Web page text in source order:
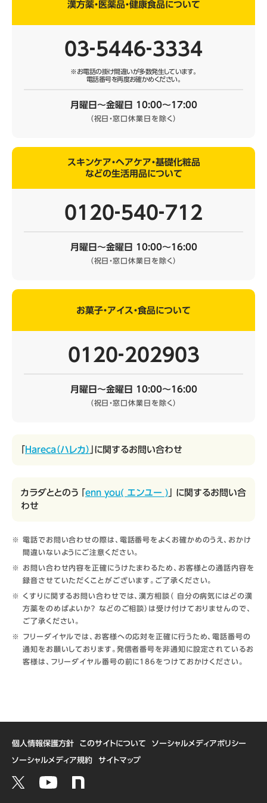
漢方薬・医薬品・健康食品について
03‐5446‐3334
※お電話の掛け間違いが多数発生しています。
電話番号を再度お確かめください。
月曜日～金曜日 10:00～17:00
（祝日・窓口休業日を除く）
スキンケア・ヘアケア・基礎化粧品
などの生活用品について
0120‐540‐712
月曜日～金曜日 10:00～16:00
（祝日・窓口休業日を除く）
お菓子・アイス・食品について
0120‐202903
月曜日～金曜日 10:00～16:00
（祝日・窓口休業日を除く）
Hareca（ハレカ） 」に関するお問い合わせ
カラダととのう 「 enn you( エンユー ) 」 に関するお問い合
わせ
電話でお問い合わせの際は、電話番号をよくお確かめのうえ、おかけ
間違いないようにご注意ください。
お問い合わせ内容を正確にうけたまわるため、お客様との通話内容を
録音させていただくことがございます。ご了承ください。
くすりに関するお問い合わせでは、漢方相談（ 自分の病気にはどの漢
方薬をのめばよいか？ などのご相談）は受け付けておりませんので、
ご了承ください。
フリーダイヤルでは、お客様への応対を正確に行うため、電話番号の
通知をお願いしております。発信者番号を非通知に設定されているお
客様は、フリーダイヤル番号の前に186をつけておかけください。
個人情報保護方針 このサイトについて ソーシャルメディアポリシー
ソーシャルメディア規約 サイトマップ